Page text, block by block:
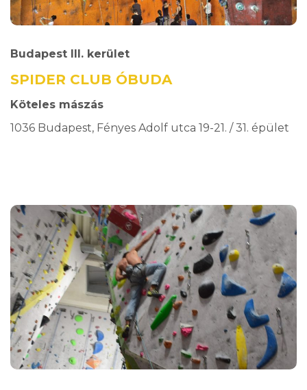
Budapest III. kerület
SPIDER CLUB ÓBUDA
Köteles mászás
1036 Budapest, Fényes Adolf utca 19-21. / 31. épület